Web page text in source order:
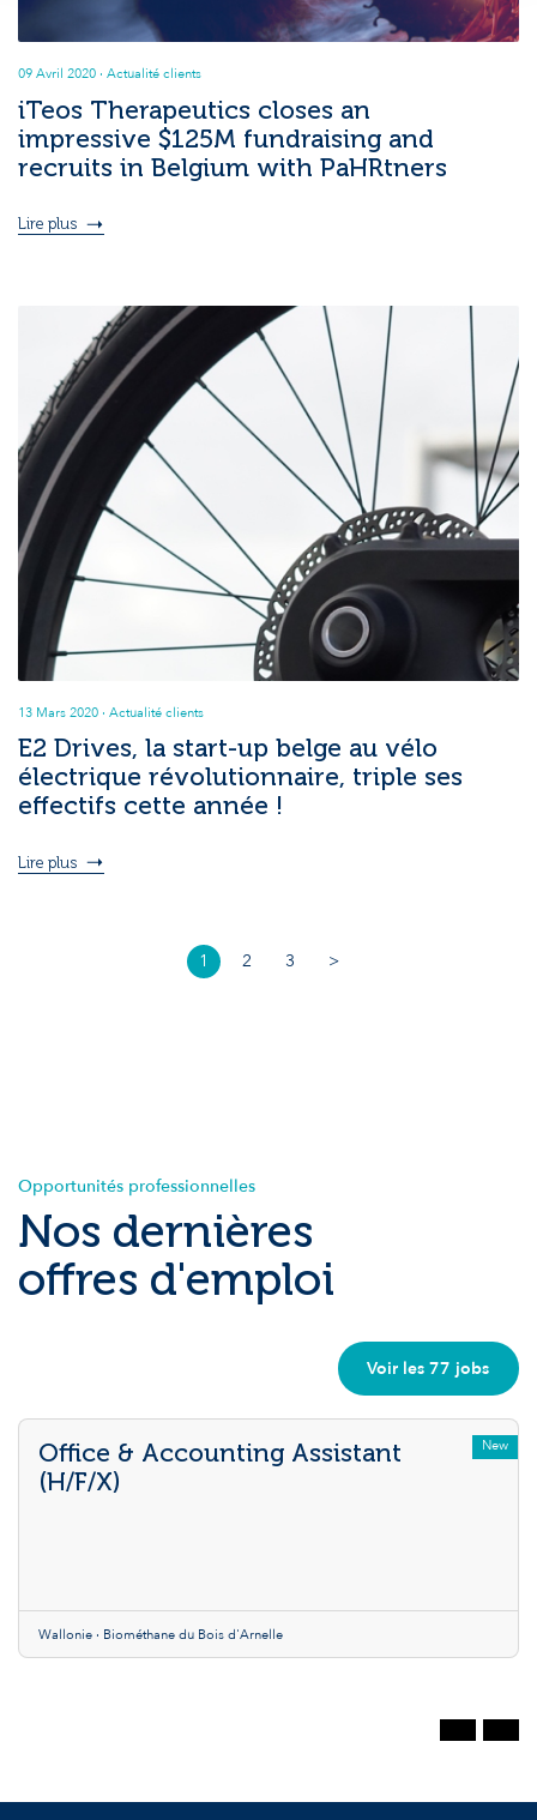
09 Avril 2020 · Actualité clients
iTeos Therapeutics closes an
impressive $125M fundraising and
recruits in Belgium with PaHRtners
Lire plus
13 Mars 2020 · Actualité clients
E2 Drives, la start-up belge au vélo
électrique révolutionnaire, triple ses
effectifs cette année !
Lire plus
1 2 3 >
Opportunités professionnelles
Nos dernières
offres d'emploi
Voir les 77 jobs
Office & Accounting Assistant
(H/F/X)
New
Wallonie · Biométhane du Bois d'Arnelle